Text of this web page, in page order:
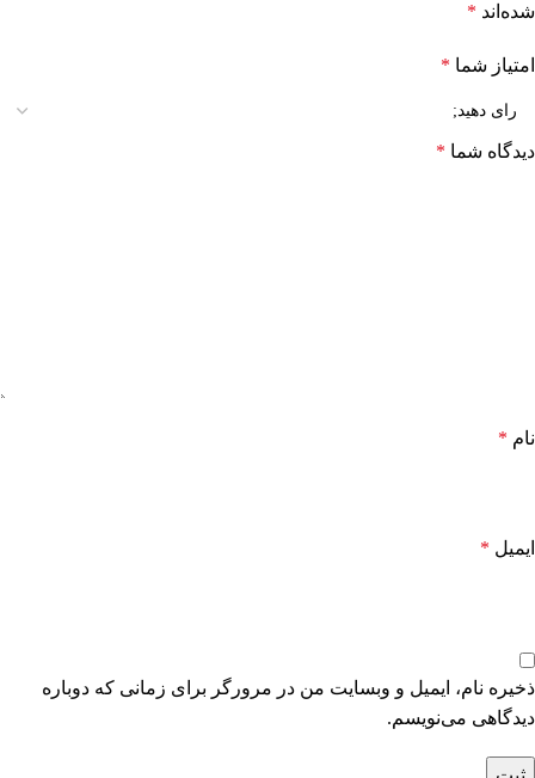
شده‌اند *
امتیاز شما *
دیدگاه شما *
نام *
ایمیل *
ذخیره نام، ایمیل و وبسایت من در مرورگر برای زمانی که دوباره
دیدگاهی می‌نویسم.